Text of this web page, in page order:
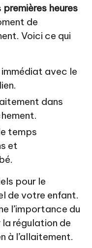
premières heures
de
Voici ce qui
avec le
dans
temps
et
pour le
de votre enfant.
l’importance du
régulation de
à l’allaitement.